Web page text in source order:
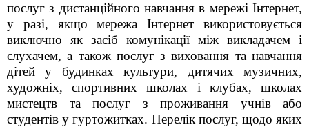
послуг з дистанційного навчання в мережі Інтернет,
у разі, якщо мережа Інтернет використовується
виключно як засіб комунікації між викладачем і
слухачем, а також послуг з виховання та навчання
дітей у будинках культури, дитячих музичних,
художніх, спортивних школах і клубах, школах
мистецтв та послуг з проживання учнів або
студентів у гуртожитках. Перелік послуг, щодо яких